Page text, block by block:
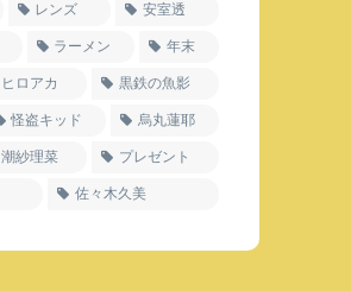
レンズ 安室透
ラーメン 年末
ヒロアカ 黒鉄の魚影
怪盗キッド 烏丸蓮耶
潮紗理菜 プレゼント
佐々木久美